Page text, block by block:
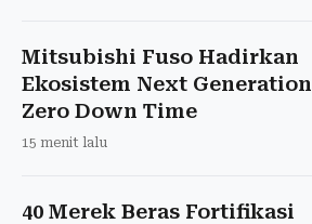
Mitsubishi Fuso Hadirkan
Ekosistem Next Generation
Zero Down Time
15 menit lalu
40 Merek Beras Fortifikasi